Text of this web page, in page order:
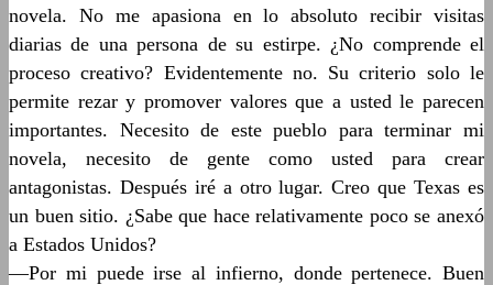
novela. No me apasiona en lo absoluto recibir visitas
diarias de una persona de su estirpe. ¿No comprende el
proceso creativo? Evidentemente no. Su criterio solo le
permite rezar y promover valores que a usted le parecen
importantes. Necesito de este pueblo para terminar mi
novela, necesito de gente como usted para crear
antagonistas. Después iré a otro lugar. Creo que Texas es
un buen sitio. ¿Sabe que hace relativamente poco se anexó
a Estados Unidos?
—Por mi puede irse al infierno, donde pertenece. Buen